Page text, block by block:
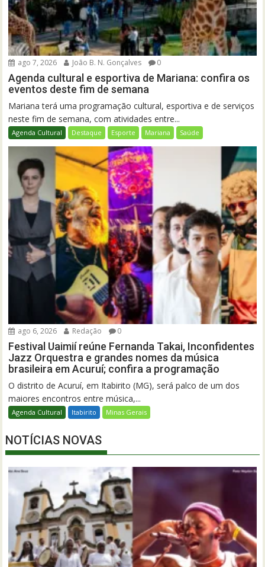
ago 7, 2026 João B. N. Gonçalves 0
Agenda cultural e esportiva de Mariana: confira os
eventos deste fim de semana
Mariana terá uma programação cultural, esportiva e de serviços
neste fim de semana, com atividades entre...
Agenda Cultural Destaque Esporte Mariana Saúde
ago 6, 2026 Redação 0
Festival Uaimií reúne Fernanda Takai, Inconfidentes
Jazz Orquestra e grandes nomes da música
brasileira em Acuruí; confira a programação
O distrito de Acuruí, em Itabirito (MG), será palco de um dos
maiores encontros entre música,...
Agenda Cultural Itabirito Minas Gerais
NOTÍCIAS NOVAS